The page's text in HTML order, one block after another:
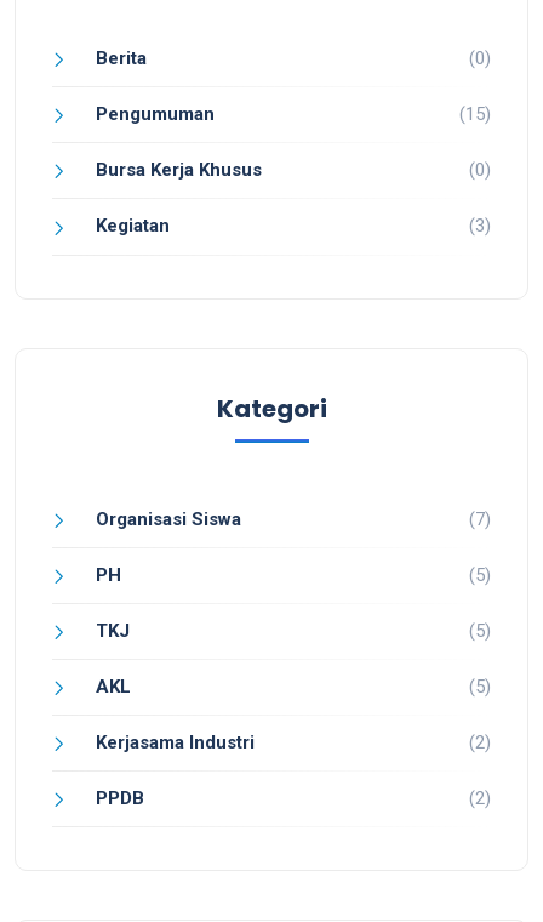
Berita (0)
Pengumuman (15)
Bursa Kerja Khusus (0)
Kegiatan (3)
Kategori
Organisasi Siswa (7)
PH (5)
TKJ (5)
AKL (5)
Kerjasama Industri (2)
PPDB (2)